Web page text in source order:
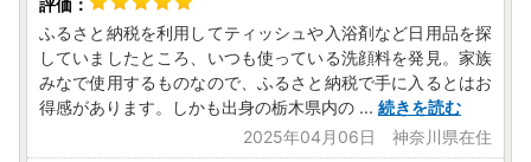
ふるさと納税を利用してティッシュや入浴剤など日用品を探
していましたところ、いつも使っている洗顔料を発見。家族
みなで使用するものなので、ふるさと納税で手に入るとはお
得感があります。しかも出身の栃木県内の ... 続きを読む
2025年04月06日 神奈川県在住